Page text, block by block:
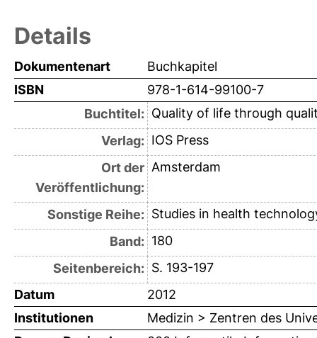
Details
Dokumentenart
Buchkapitel
ISBN
978-1-614-99100-7
Buchtitel: Quality of life through
Verlag: IOS Press
Ort der
Veröffentlichung:
Amsterdam
Sonstige Reihe: Studies in health
Band: 180
Seitenbereich: S. 193-197
Datum
2012
Institutionen
Medizin > Zentren des